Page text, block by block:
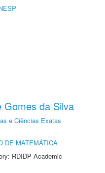
Gomes da Silva
e Ciências Exatas
DE MATEMÁTICA
RDIDP Academic